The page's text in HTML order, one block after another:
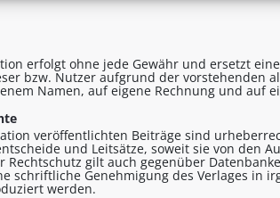
erfolgt ohne jede Gewähr und ersetzt
bzw. Nutzer aufgrund der vorstehenden
Namen, auf eigene Rechnung und auf
veröffentlichten Beiträge sind
und Leitsätze, soweit sie von den
Rechtschutz gilt auch gegenüber
schriftliche Genehmigung des Verlages in
werden.